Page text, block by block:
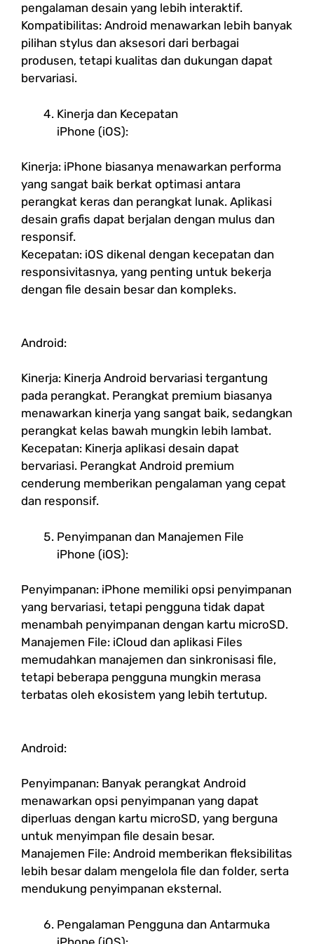
pengalaman desain yang lebih interaktif.
Kompatibilitas: Android menawarkan lebih banyak
pilihan stylus dan aksesori dari berbagai
produsen, tetapi kualitas dan dukungan dapat
bervariasi.
Kinerja dan Kecepatan
iPhone (iOS):
Kinerja: iPhone biasanya menawarkan performa
yang sangat baik berkat optimasi antara
perangkat keras dan perangkat lunak. Aplikasi
desain grafis dapat berjalan dengan mulus dan
responsif.
Kecepatan: iOS dikenal dengan kecepatan dan
responsivitasnya, yang penting untuk bekerja
dengan file desain besar dan kompleks.
Android:
Kinerja: Kinerja Android bervariasi tergantung
pada perangkat. Perangkat premium biasanya
menawarkan kinerja yang sangat baik, sedangkan
perangkat kelas bawah mungkin lebih lambat.
Kecepatan: Kinerja aplikasi desain dapat
bervariasi. Perangkat Android premium
cenderung memberikan pengalaman yang cepat
dan responsif.
Penyimpanan dan Manajemen File
iPhone (iOS):
Penyimpanan: iPhone memiliki opsi penyimpanan
yang bervariasi, tetapi pengguna tidak dapat
menambah penyimpanan dengan kartu microSD.
Manajemen File: iCloud dan aplikasi Files
memudahkan manajemen dan sinkronisasi file,
tetapi beberapa pengguna mungkin merasa
terbatas oleh ekosistem yang lebih tertutup.
Android:
Penyimpanan: Banyak perangkat Android
menawarkan opsi penyimpanan yang dapat
diperluas dengan kartu microSD, yang berguna
untuk menyimpan file desain besar.
Manajemen File: Android memberikan fleksibilitas
lebih besar dalam mengelola file dan folder, serta
mendukung penyimpanan eksternal.
Pengalaman Pengguna dan Antarmuka